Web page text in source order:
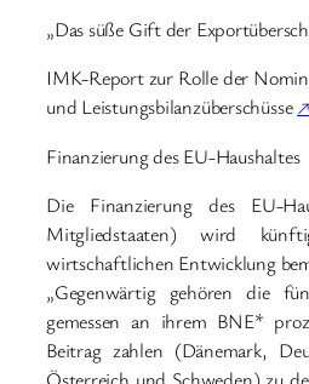
„Das süße Gift der
IMK-Report zur Rolle der
und Leistungsbilanzüberschüsse↗
Finanzierung des EU-Haushaltes
Die Finanzierung des EU-
Mitgliedstaaten) wird
wirtschaftlichen Entwicklung
„Gegenwärtig gehören die
gemessen an ihrem BNE*
Beitrag zahlen (Dänemark,